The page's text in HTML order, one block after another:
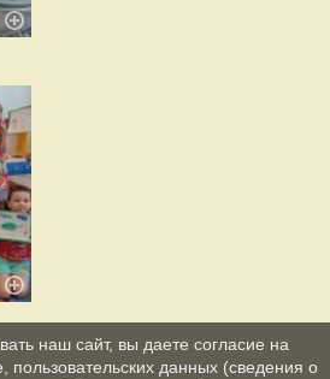
наш сайт, вы даете согласие на
пользовательских данных (сведения о